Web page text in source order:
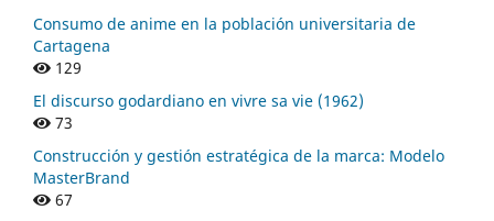
Consumo de anime en la población universitaria de
Cartagena
129
El discurso godardiano en vivre sa vie (1962)
73
Construcción y gestión estratégica de la marca: Modelo
MasterBrand
67